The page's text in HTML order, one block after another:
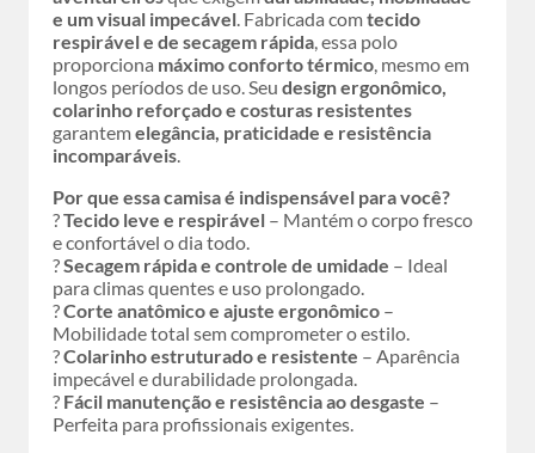
e um visual impecável. Fabricada comtecido
respirável e de secagem rápida, essa polo
proporciona máximo conforto térmico, mesmo em
longos períodos de uso. Seu design ergonômico,
colarinho reforçado e costuras resistentes
garantemelegância, praticidade e resistência
incomparáveis.
Por que essa camisa é indispensável para você?
?Tecido leve e respirável – Mantém o corpo fresco
e confortável o dia todo.
?Secagem rápida e controle de umidade – Ideal
para climas quentes e uso prolongado.
?Corte anatômico e ajuste ergonômico –
Mobilidade total sem comprometer o estilo.
?Colarinho estruturado e resistente – Aparência
impecável e durabilidade prolongada.
? Fácil manutenção e resistência ao desgaste –
Perfeita para profissionais exigentes.